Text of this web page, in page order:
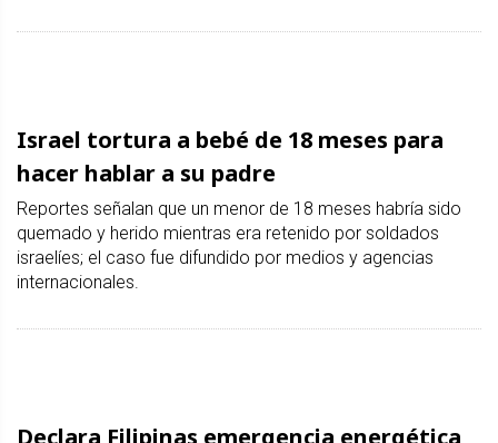
Israel tortura a bebé de 18 meses para
hacer hablar a su padre
Reportes señalan que un menor de 18 meses habría sido
quemado y herido mientras era retenido por soldados
israelíes; el caso fue difundido por medios y agencias
internacionales.